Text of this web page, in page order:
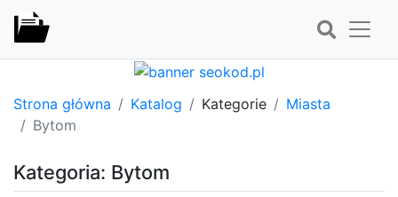
Strona główna Katalog Kategorie
Miasta
Bytom
Kategoria: Bytom